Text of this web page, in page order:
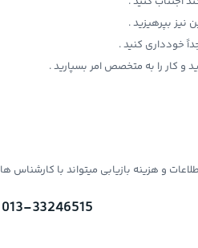
بپرهیزید .
و کار را به متخصص امر بسپارید .
013-33246515